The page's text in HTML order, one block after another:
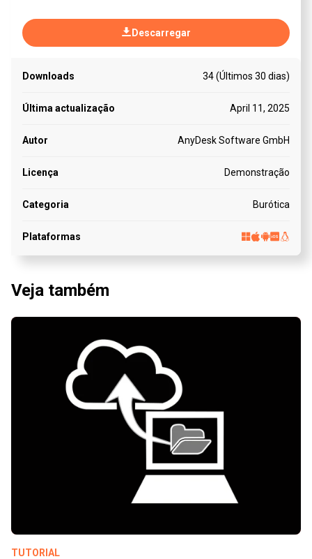
Descarregar
Downloads 34 (Últimos 30 dias)
Última actualização April 11, 2025
Autor AnyDesk Software GmbH
Licença Demonstração
Categoria Burótica
Plataformas
Veja também
TUTORIAL